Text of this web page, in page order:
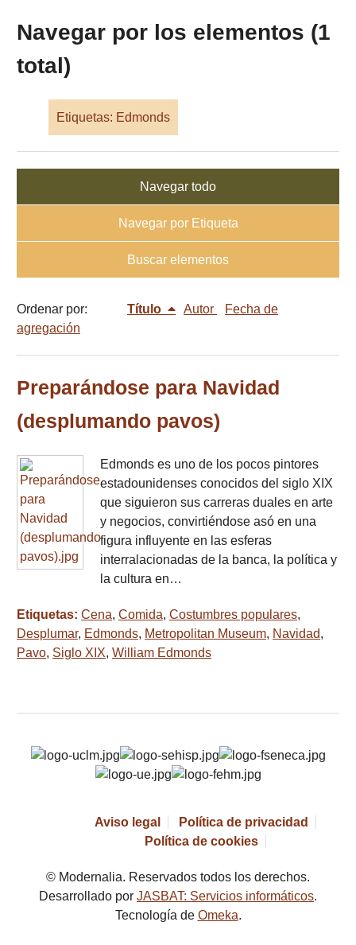
Navegar por los elementos (1
total)
Etiquetas: Edmonds
Navegar todo
Navegar por Etiqueta
Buscar elementos
Ordenar por: Título Autor
Fecha de
agregación
Preparándose para Navidad
(desplumando pavos)
Edmonds es uno de los pocos pintores
estadounidenses conocidos del siglo XIX
que siguieron sus carreras duales en arte
y negocios, convirtiéndose asó en una
figura influyente en las esferas
interralacionadas de la banca, la política y
la cultura en…
Etiquetas: Cena, Comida, Costumbres populares,
Desplumar, Edmonds, Metropolitan Museum, Navidad,
Pavo, Siglo XIX, William Edmonds
Aviso legal
Política de privacidad
Política de cookies
© Modernalia. Reservados todos los derechos.
Desarrollado por JASBAT: Servicios informáticos.
Tecnología de Omeka.